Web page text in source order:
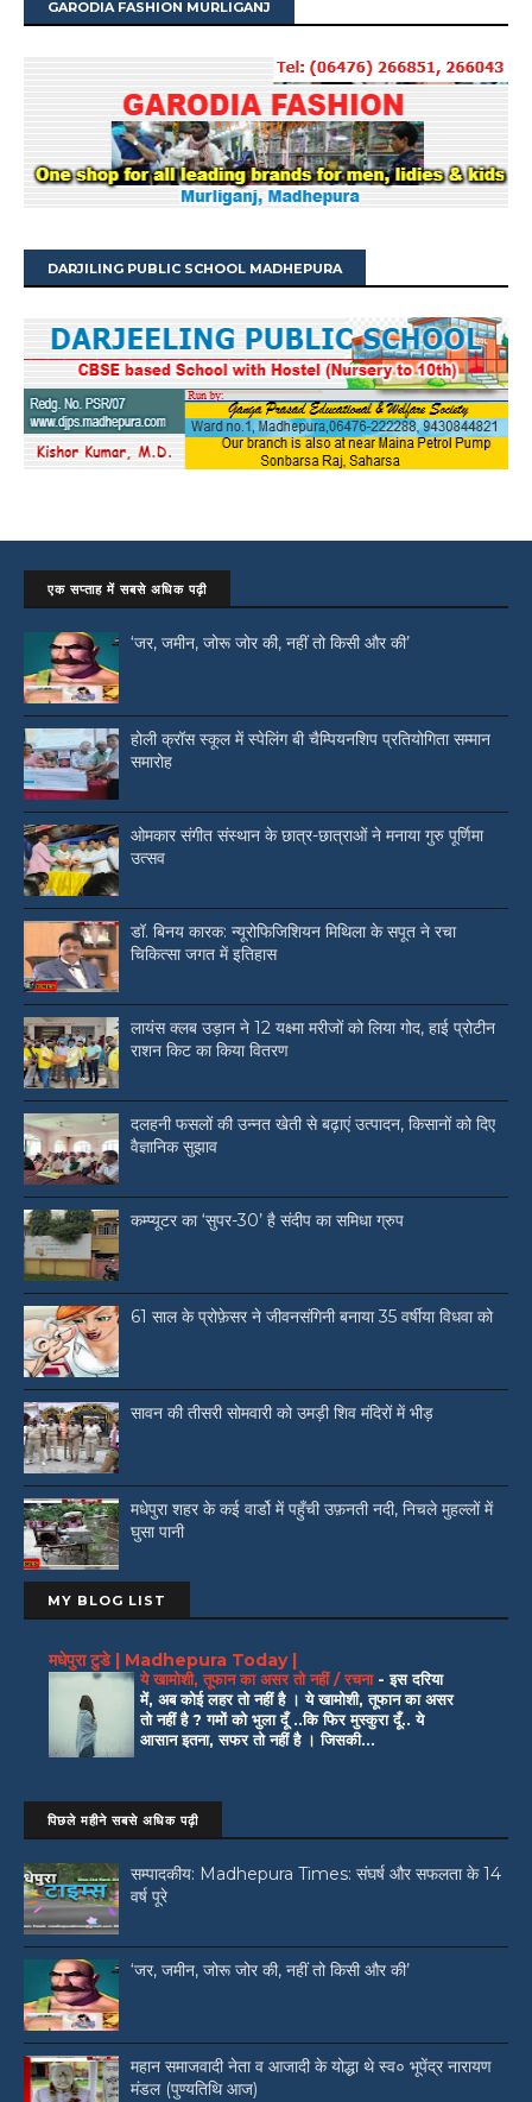
GARODIA FASHION MURLIGANJ
DARJILING PUBLIC SCHOOL MADHEPURA
एक सप्ताह में सबसे अधिक पढ़ी
‘जर, जमीन, जोरू जोर की, नहीं तो किसी और की’
होली क्रॉस स्कूल में स्पेलिंग बी चैम्पियनशिप प्रतियोगिता सम्मान
समारोह
ओमकार संगीत संस्थान के छात्र-छात्राओं ने मनाया गुरु पूर्णिमा
उत्सव
डॉ. बिनय कारक: न्यूरोफिजिशियन मिथिला के सपूत ने रचा
चिकित्सा जगत में इतिहास
लायंस क्लब उड़ान ने 12 यक्ष्मा मरीजों को लिया गोद, हाई प्रोटीन
राशन किट का किया वितरण
दलहनी फसलों की उन्नत खेती से बढ़ाएं उत्पादन, किसानों को दिए
वैज्ञानिक सुझाव
कम्प्यूटर का ‘सुपर-30’ है संदीप का समिधा ग्रुप
61 साल के प्रोफ़ेसर ने जीवनसंगिनी बनाया 35 वर्षीया विधवा को
सावन की तीसरी सोमवारी को उमड़ी शिव मंदिरों में भीड़
मधेपुरा शहर के कई वार्डो में पहुँची उफ़नती नदी, निचले मुहल्लों में
घुसा पानी
MY BLOG LIST
मधेपुरा टुडे | Madhepura Today |
ये खामोशी, तूफान का असर तो नहीं / रचना -इस दरिया
में, अब कोई लहर तो नहीं है । ये खामोशी, तूफान का असर
तो नहीं है ? गमों को भुला दूँ ..कि फिर मुस्कुरा दूँ.. ये
आसान इतना, सफर तो नहीं है । जिसकी...
पिछले महीने सबसे अधिक पढ़ी
सम्पादकीय: Madhepura Times: संघर्ष और सफलता के 14
वर्ष पूरे
‘जर, जमीन, जोरू जोर की, नहीं तो किसी और की’
महान समाजवादी नेता व आजादी के योद्धा थे स्व० भूपेंद्र नारायण
मंडल (पुण्यतिथि आज)